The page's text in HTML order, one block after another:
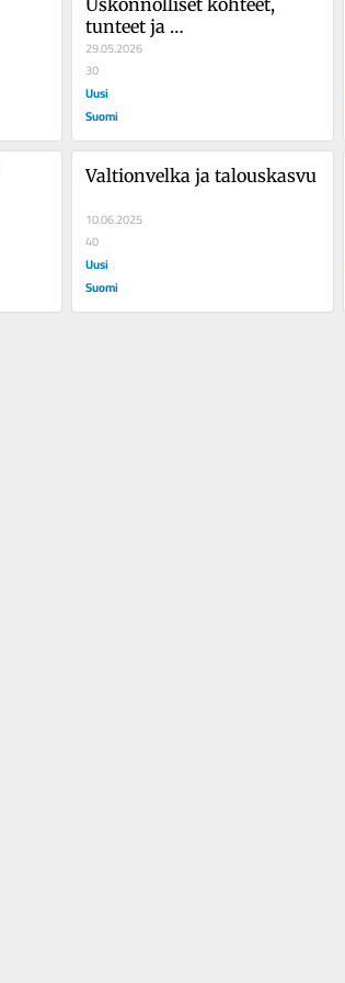
tunteet ja
uskonnonharjoitus
29.05.2026
30
Uusi
Suomi
Valtionvelka ja talouskasvu
10.06.2025
40
Uusi
Suomi